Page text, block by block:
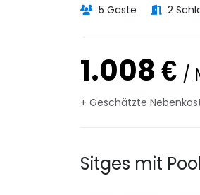
5 Gäste 2
1.008 € /
+ Geschätzte
Sitges mit